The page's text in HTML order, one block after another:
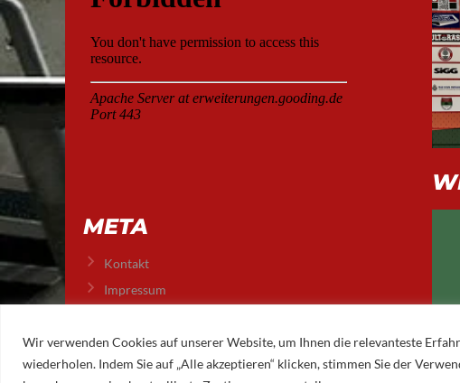
Wir verwenden Cookies auf unserer Website, um Ihnen die relevanteste
wiederholen. Indem Sie auf „Alle akzeptieren“ klicken, stimmen Sie der
META
Kontakt
Impressum
© 2026 AUGSBURGER EISLAUFVEREIN E.V.